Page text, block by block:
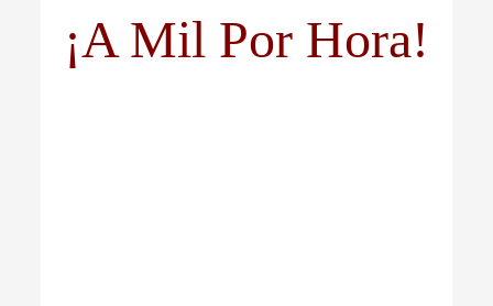
¡A Mil Por Hora!